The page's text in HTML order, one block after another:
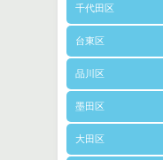
千代田区
台東区
品川区
墨田区
大田区